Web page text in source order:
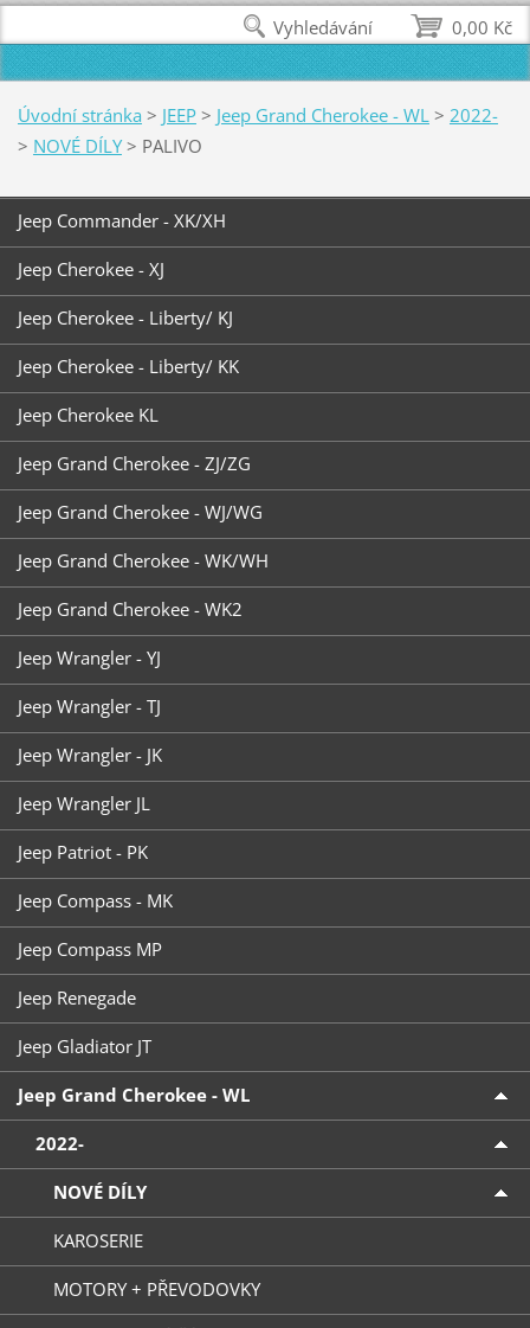
Úvodní stránka > JEEP > Jeep Grand Cherokee - WL > 2022-
> NOVÉ DÍLY > PALIVO
Jeep Commander - XK/XH
Jeep Cherokee - XJ
Jeep Cherokee - Liberty/ KJ
Jeep Cherokee - Liberty/ KK
Jeep Cherokee KL
Jeep Grand Cherokee - ZJ/ZG
Jeep Grand Cherokee - WJ/WG
Jeep Grand Cherokee - WK/WH
Jeep Grand Cherokee - WK2
Jeep Wrangler - YJ
Jeep Wrangler - TJ
Jeep Wrangler - JK
Jeep Wrangler JL
Jeep Patriot - PK
Jeep Compass - MK
Jeep Compass MP
Jeep Renegade
Jeep Gladiator JT
Jeep Grand Cherokee - WL
2022-
NOVÉ DÍLY
KAROSERIE
MOTORY + PŘEVODOVKY
0,00 Kč
Vyhledávání